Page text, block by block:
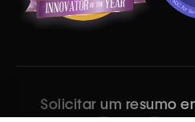
Solicitar um resumo